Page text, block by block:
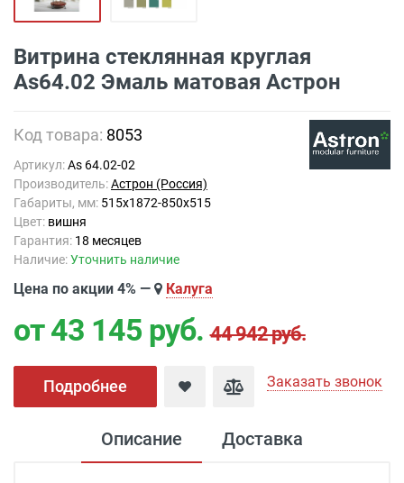
Витрина стеклянная круглая
As64.02 Эмаль матовая Астрон
Код товара: 8053
Артикул:As 64.02-02
Производитель:Астрон (Россия)
Габариты, мм: 515х1872-850х515
Цвет: вишня
Гарантия: 18 месяцев
Наличие:Уточнить наличие
Цена по акции 4% — Калуга
от 43 145 руб.44 942 руб.
Подробнее Заказать звонок
Описание Доставка